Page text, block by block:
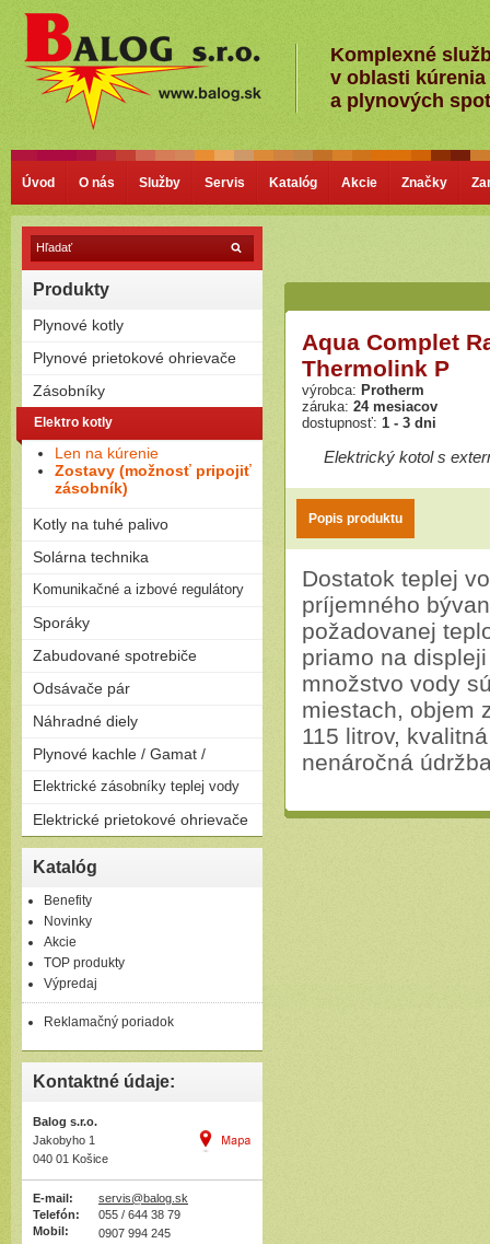
Komplexné
v oblasti kúrenia
a plynových
Úvod O nás Služby Servis Katalóg Akcie Značky
Produkty
Plynové kotly
Kondenzačné kotly
Plynové prietokové ohrievače
Plamienkové (s horáčikom)
Bezplamienkové (bateriové)
Turbo (cez stenu - nútený
odťah)
Zásobníky
Priamoohrievané zásobníky
(vlastný horák)
Závesné
Stacionárne
Elektro kotly
Len na kúrenie
Zostavy (možnosť pripojiť
zásobník)
Kotly na tuhé palivo
Splyňovacie - pyrolitické kotly
Peletizačné kotly
uhlie
Solárna technika
Solárne zostavy - ploché
Solárne zostavy - vákuové
Komunikačné a izbové regulátory
Regulátory
Sporáky
Plynové
Kombinované
Zabudované spotrebiče
Rúry
Umývačky riadu
Odsávače pár
Komínové
Ostrovčekové
Náhradné diely
Plynové kachle / Gamat /
Plynové kachle
Elektrické zásobníky teplej vody
Závesné
Ležaté
Elektrické prietokové ohrievače
Elektrické prietokové
ohrievače
Katalóg
Benefity
Novinky
Akcie
TOP produkty
Výpredaj
Reklamačný poriadok
Kontaktné údaje:
Balog s.r.o.
Jakobyho 1
040 01 Košice
E-mail:
servis@balog.sk
Telefón:
055 / 644 38 79
Mobil:
0907 994 245
Aqua Complet
Thermolink P
výrobca: Protherm
záruka: 24 mesiacov
dostupnosť: 1 - 3 dni
Elektrický kotol s
Popis produktu
Dostatok teplej
príjemného
požadovanej
priamo na
množstvo vody
miestach, objem
115 litrov,
nenáročná